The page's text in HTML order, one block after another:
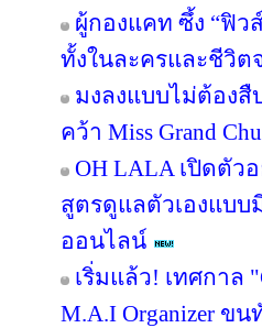
ผู้กองแคท ซึ้ง “ฟิว
ทั้งในละครและชีวิต
มงลงแบบไม่ต้องสื
คว้า Miss Grand
OH LALA เปิดตัว
สูตรดูแลตัวเองแบ
ออนไลน์
เริ่มแล้ว! เทศกาล
M.A.I Organizer ข